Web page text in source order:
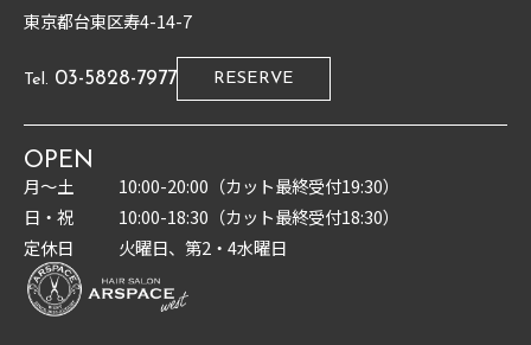
東京都台東区寿4-14-7
Tel. 03-5828-7977 RESERVE
OPEN
月〜土
10:00-20:00（カット最終受付19:30）
日・祝
10:00-18:30（カット最終受付18:30）
定休日
火曜日、第2・4水曜日